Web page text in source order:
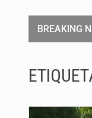
BREAKING